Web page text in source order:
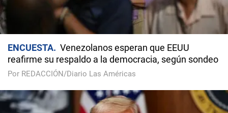
ENCUESTA
Venezolanos esperan que EEUU
reafirme su respaldo a la democracia, según sondeo
Por REDACCIÓN/Diario Las Américas